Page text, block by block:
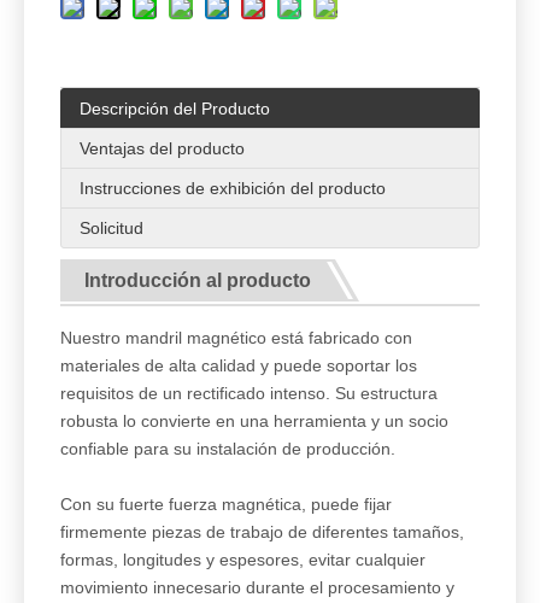
Descripción del Producto
Ventajas del producto
Instrucciones de exhibición del producto
Solicitud
Introducción al producto
Nuestro mandril magnético está fabricado con
materiales de alta calidad y puede soportar los
requisitos de un rectificado intenso. Su estructura
robusta lo convierte en una herramienta y un socio
confiable para su instalación de producción.
Con su fuerte fuerza magnética, puede fijar
firmemente piezas de trabajo de diferentes tamaños,
formas, longitudes y espesores, evitar cualquier
movimiento innecesario durante el procesamiento y